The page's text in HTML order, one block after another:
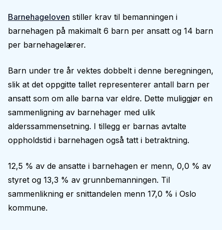
Barnehageloven stiller krav til bemanningen i
barnehagen på makimalt 6 barn per ansatt og 14 barn
per barnehagelærer.
Barn under tre år vektes dobbelt i denne beregningen,
slik at det oppgitte tallet representerer antall barn per
ansatt som om alle barna var eldre. Dette muliggjør en
sammenligning av barnehager med ulik
alderssammensetning. I tillegg er barnas avtalte
oppholdstid i barnehagen også tatt i betraktning.
12,5 % av de ansatte i barnehagen er menn, 0,0 % av
styret og 13,3 % av grunnbemanningen. Til
sammenlikning er snittandelen menn 17,0 % i Oslo
kommune.